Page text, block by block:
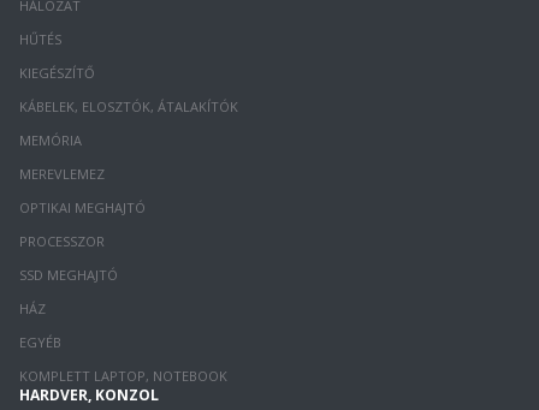
HÁLÓZAT
HŰTÉS
KIEGÉSZÍTŐ
KÁBELEK, ELOSZTÓK, ÁTALAKÍTÓK
MEMÓRIA
MEREVLEMEZ
OPTIKAI MEGHAJTÓ
PROCESSZOR
SSD MEGHAJTÓ
HÁZ
EGYÉB
KOMPLETT LAPTOP, NOTEBOOK
HARDVER, KONZOL